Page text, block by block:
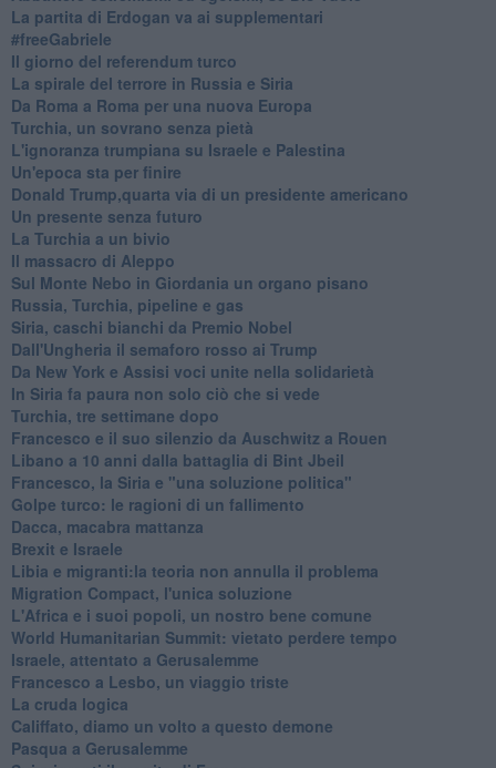
La partita di Erdogan va ai supplementari
#freeGabriele
Il giorno del referendum turco
La spirale del terrore in Russia e Siria
Da Roma a Roma per una nuova Europa
Turchia, un sovrano senza pietà
L'ignoranza trumpiana su Israele e Palestina
Un'epoca sta per finire
Donald Trump,quarta via di un presidente americano
Un presente senza futuro
La Turchia a un bivio
Il massacro di Aleppo
Sul Monte Nebo in Giordania un organo pisano
Russia, Turchia, pipeline e gas
Siria, caschi bianchi da Premio Nobel
Dall'Ungheria il semaforo rosso ai Trump
Da New York e Assisi voci unite nella solidarietà
In Siria fa paura non solo ciò che si vede
Turchia, tre settimane dopo
Francesco e il suo silenzio da Auschwitz a Rouen
Libano a 10 anni dalla battaglia di Bint Jbeil
Francesco, la Siria e "una soluzione politica"
Golpe turco: le ragioni di un fallimento
Dacca, macabra mattanza
Brexit e Israele
Libia e migranti:la teoria non annulla il problema
Migration Compact, l'unica soluzione
L'Africa e i suoi popoli, un nostro bene comune
World Humanitarian Summit: vietato perdere tempo
Israele, attentato a Gerusalemme
Francesco a Lesbo, un viaggio triste
La cruda logica
Califfato, diamo un volto a questo demone
Pasqua a Gerusalemme